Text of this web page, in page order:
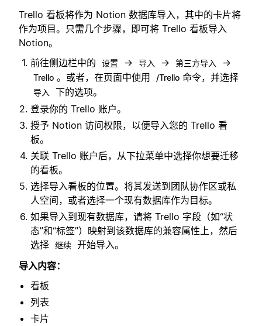
Trello 看板将作为 Notion 数据库导入，其中的卡片将
作为项目。只需几个步骤，即可将 Trello 看板导入
Notion。
前往侧边栏中的
设置 → 导入 → 第三方导入 →
Trello 。或者，在页面中使用 /Trello 命令，并选择
导入
下的选项。
登录你的 Trello 账户。
授予 Notion 访问权限，以便导入您的 Trello 看
板。
关联 Trello 账户后，从下拉菜单中选择你想要迁移
的看板。
选择导入看板的位置。将其发送到团队协作区或私
人空间，或者选择一个现有数据库作为目标。
如果导入到现有数据库，请将 Trello 字段（如“状
态”和“标签”）映射到该数据库的兼容属性上，然后
选择 继续 开始导入。
导入内容：
看板
列表
卡片